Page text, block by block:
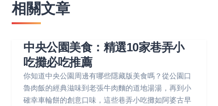
相關文章
中央公園美食：精選10家巷弄小
吃攤必吃推薦
你知道中央公園周邊有哪些隱藏版美食嗎？從公園口
魯肉飯的經典滋味到老張牛肉麵的道地湯湯，再到小
確幸車輪餅的創意口味，這些巷弄小吃攤如阿婆古早